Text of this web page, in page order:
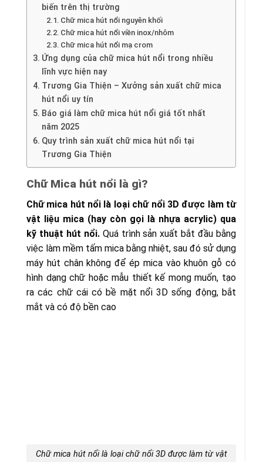
biến trên thị trường
Chữ mica hút nổi nguyên khối
Chữ mica hút nổi viền inox/nhôm
Chữ mica hút nổi mạ crom
Ứng dụng của chữ mica hút nổi trong nhiều
lĩnh vực hiện nay
Trương Gia Thiện – Xưởng sản xuất chữ mica
hút nổi uy tín
Báo giá làm chữ mica hút nổi giá tốt nhất
năm 2025
Quy trình sản xuất chữ mica hút nổi tại
Trương Gia Thiện
Chữ Mica hút nổi là gì?
Chữ mica hút nổi là loại chữ nổi 3D được làm từ
vật liệu mica (hay còn gọi là nhựa acrylic) qua
kỹ thuật hút nổi.Quá trình sản xuất bắt đầu bằng
việc làm mềm tấm mica bằng nhiệt, sau đó sử dụng
máy hút chân không để ép mica vào khuôn gỗ có
hình dạng chữ hoặc mẫu thiết kế mong muốn, tạo
ra các chữ cái có bề mặt nổi 3D sống động, bắt
mắt và có độ bền cao
Chữ mica hút nổi là loại chữ nổi 3D được làm từ vật